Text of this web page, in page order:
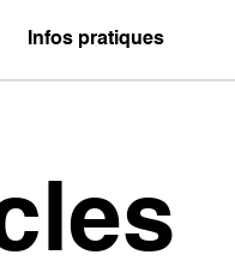
Infos pratiques